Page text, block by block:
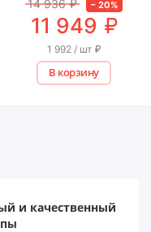
14 936 ₽ – 20%
11 949 ₽
1 992 / шт ₽
В корзину
и качественный